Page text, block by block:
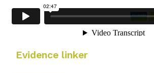
Evidence linker